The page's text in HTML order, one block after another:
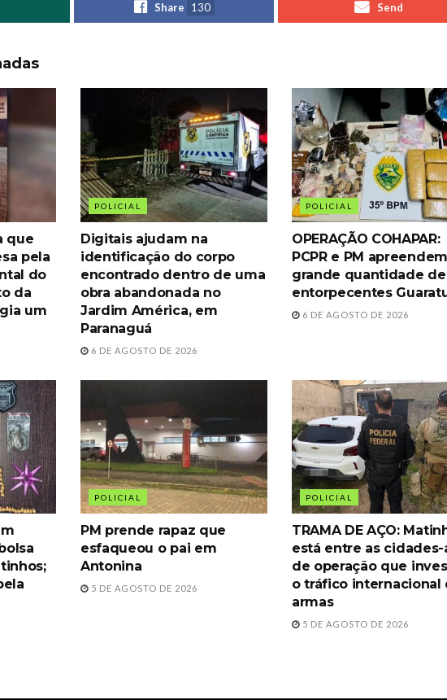
Share 130 Send
que
pela
do
da
um
POLICIAL
Digitais ajudam na
identificação do corpo
encontrado dentro de uma
obra abandonada no
Jardim América, em
Paranaguá
6 DE AGOSTO DE 2026
POLICIAL
OPERAÇÃO COHAPAR:
PCPR e PM apreendem
grande quantidade de
entorpecentes
6 DE AGOSTO DE 2026
POLICIAL
PM prende rapaz que
esfaqueou o pai em
Antonina
5 DE AGOSTO DE 2026
POLICIAL
TRAMA DE AÇO:
está entre as cidades-
de operação que
o tráfico internacional
armas
5 DE AGOSTO DE 2026